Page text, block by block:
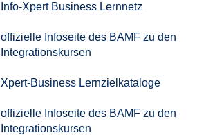
Info-Xpert Business Lernnetz
offizielle Infoseite des BAMF zu den
Integrationskursen
Xpert-Business Lernzielkataloge
offizielle Infoseite des BAMF zu den
Integrationskursen